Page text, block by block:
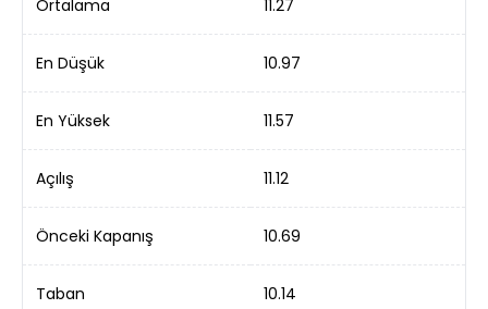
Ortalama 11.27
En Düşük 10.97
En Yüksek 11.57
Açılış 11.12
Önceki Kapanış 10.69
Taban 10.14